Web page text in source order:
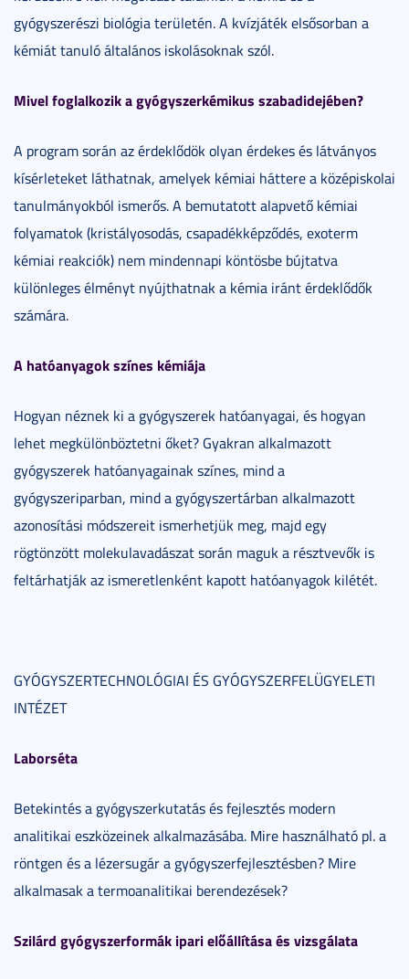
gyógyszerészi biológia területén. A kvízjáték elsősorban a
kémiát tanuló általános iskolásoknak szól.
Mivel foglalkozik a gyógyszerkémikus szabadidejében?
A program során az érdeklődök olyan érdekes és látványos
kísérleteket láthatnak, amelyek kémiai háttere a középiskolai
tanulmányokból ismerős. A bemutatott alapvető kémiai
folyamatok (kristályosodás, csapadékképződés, exoterm
kémiai reakciók) nem mindennapi köntösbe bújtatva
különleges élményt nyújthatnak a kémia iránt érdeklődők
számára.
A hatóanyagok színes kémiája
Hogyan néznek ki a gyógyszerek hatóanyagai, és hogyan
lehet megkülönböztetni őket? Gyakran alkalmazott
gyógyszerek hatóanyagainak színes, mind a
gyógyszeriparban, mind a gyógyszertárban alkalmazott
azonosítási módszereit ismerhetjük meg, majd egy
rögtönzött molekulavadászat során maguk a résztvevők is
feltárhatják az ismeretlenként kapott hatóanyagok kilétét.
GYÓGYSZERTECHNOLÓGIAI ÉS GYÓGYSZERFELÜGYELETI
INTÉZET
Laborséta
Betekintés a gyógyszerkutatás és fejlesztés modern
analitikai eszközeinek alkalmazásába. Mire használható pl. a
röntgen és a lézersugár a gyógyszerfejlesztésben? Mire
alkalmasak a termoanalitikai berendezések?
Szilárd gyógyszerformák ipari előállítása és vizsgálata